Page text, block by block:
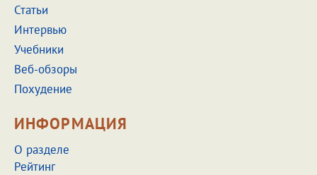
Статьи
Интервью
Учебники
Веб-обзоры
Похудение
ИНФОРМАЦИЯ
О разделе
Рейтинг